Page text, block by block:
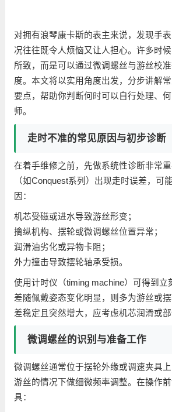
对拥有浪琴康卡斯的表主来说，发现手
况往往既令人烦恼又让人担心。许多时
所致，而是可以通过微调螺丝与游丝校
度。本文将以实用角度出发，分步讲解
要点，帮助你判断何时可以自行处理、
师。
走时不准的常见原因与初步诊断
在着手维修之前，先做系统性诊断非常
（如Conquest系列）出现走时误差，可
因：
机芯受磁或进水导致游丝形变；
擒纵机构、摆轮或微调螺丝位置异常；
润滑油劣化或异物卡阻；
外力撞击导致摆轮轴承受损。
使用计时仪（timing machine）可得到立
差随佩戴姿态变化明显，则多为游丝或
差稳定且突然增大，应考虑机芯润滑或部
微调螺丝的识别与准备工作
微调螺丝通常位于摆轮外缘或调速夹具
游丝的情况下做细微频率调整。在操作
具：